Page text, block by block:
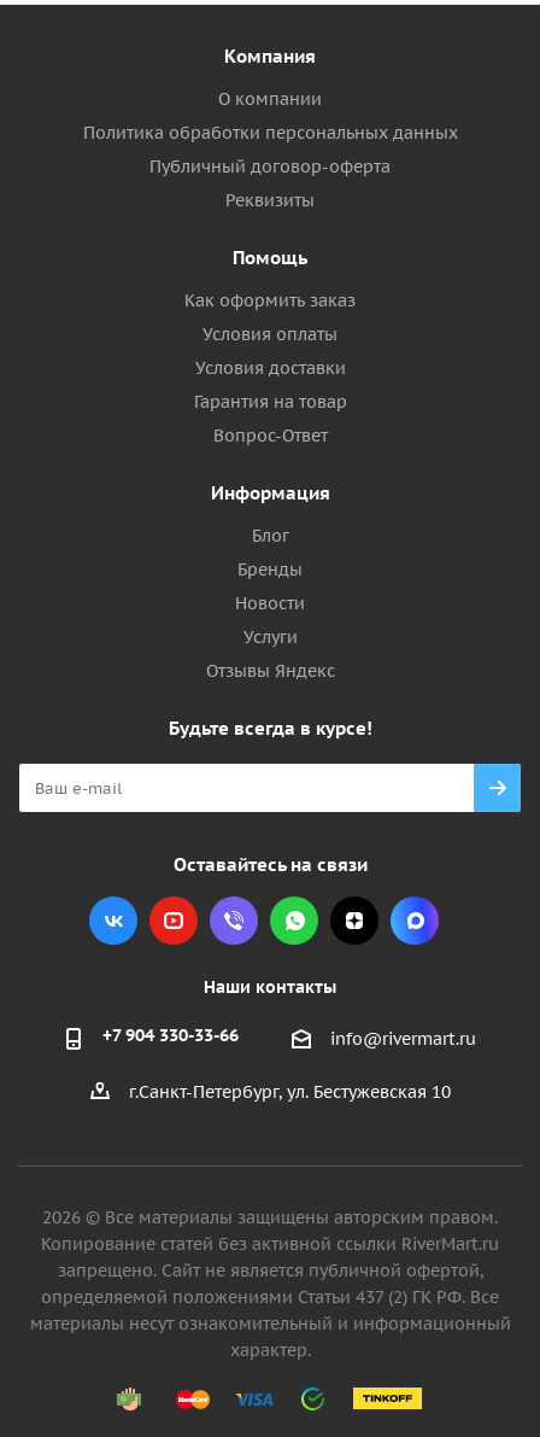
Компания
О компании
Политика обработки персональных данных
Публичный договор-оферта
Реквизиты
Помощь
Как оформить заказ
Условия оплаты
Условия доставки
Гарантия на товар
Вопрос-Ответ
Информация
Блог
Бренды
Новости
Услуги
Отзывы Яндекс
Будьте всегда в курсе!
Оставайтесь на связи
Наши контакты
+7 904 330-33-66 info@rivermart.ru
г.Санкт-Петербург, ул. Бестужевская 10
2026 © Все материалы защищены авторским правом.
Копирование статей без активной ссылки RiverMart.ru
запрещено. Сайт не является публичной офертой,
определяемой положениями Статьи 437 (2) ГК РФ. Все
материалы несут ознакомительный и информационный
характер.